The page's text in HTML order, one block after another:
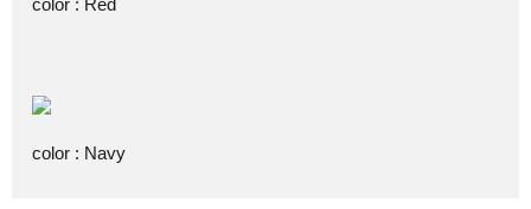
color : Navy